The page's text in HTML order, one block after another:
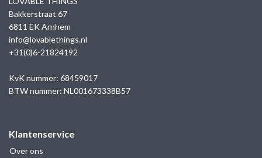
Bakkerstraat 67
6811 EK Arnhem
info@lovablethings.nl
+31(0)6-21824192
KvK nummer: 68459017
BTW nummer: NL001673338B57
Klantenservice
Over ons